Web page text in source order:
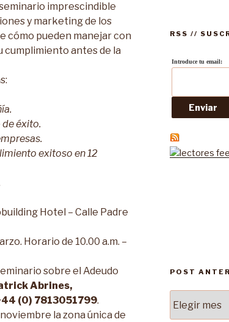
imprescindible
y marketing de los
cómo pueden manejar con
cumplimiento antes de la
éxito.
exitoso en 12
Hotel – Calle Padre
Horario de 10.00 a.m. –
sobre el Adeudo
Abrines,
(0) 7813051799.
la zona única de
RSS //
Introduce tu email:
POST
Anteriores